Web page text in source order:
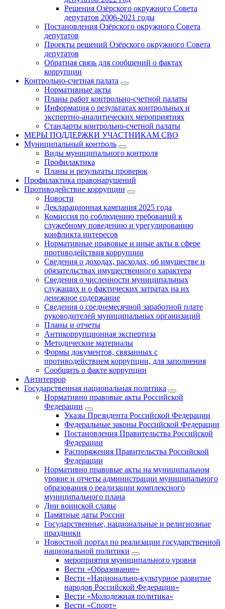
Решения Озёрского окружного Совета
депутатов 2006-2021 годы
Постановления Озёрского окружного Совета
депутатов
Проекты решений Озёрского окружного Совета
депутатов
Обратная связь для сообщений о фактах
коррупции
Контрольно-счетная палата
Нормативные акты
Планы работ контрольно-счетной палаты
Информация о результатах контрольных и
экспертно-аналитических мероприятиях
Стандарты контрольно-счетной палаты
МЕРЫ ПОДДЕРЖКИ УЧАСТНИКАМ СВО
Муниципальный контроль
Виды муниципального контроля
Профилактика
Планы и результаты проверок
Профилактика правонарушений
Противодействие коррупции
Новости
Декларационная кампания 2025 года
Комиссия по соблюдению требований к
служебному поведению и урегулированию
конфликта интересов
Нормативные правовые и иные акты в сфере
противодействия коррупции
Сведения о доходах, расходах, об имуществе и
обязательствах имущественного характера
Сведения о численности муниципальных
служащих и о фактических затратах на их
денежное содержание
Сведения о среднемесячной заработной плате
руководителей муниципальных организаций
Планы и отчеты
Антикоррупционная экспертиза
Методические материалы
Формы документов, связанных с
противодействием коррупции, для заполнения
Сообщить о факте коррупции
Антитеррор
Государственная национальная политика
Нормативно правовые акты Российской
Федерации
Указы Президента Российской Федерации
Федеральные законы Российской Федерации
Постановления Правительства Российской
Федерации
Распоряжения Правительства Российской
Федерации
Нормативно правовые акты на муниципальном
уровне и отчеты администрации муниципального
образования о реализации комплексного
муниципального плана
Дни воинской славы
Памятные даты России
Государственные, национальные и религиозные
праздники
Новостной портал по реализации государственной
национальной политики
мероприятия муниципального уровня
Вести «Образование»
Вести «Национально-культурное развитие
народов Российской Федерации»
Вести «Молодежная политика»
Вести «Спорт»